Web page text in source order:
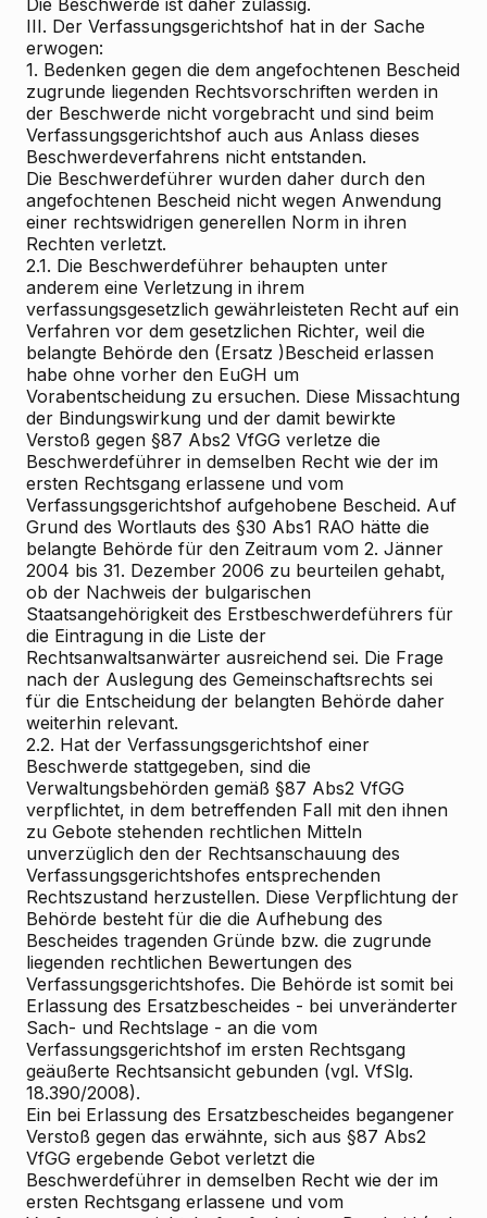
Die Beschwerde ist daher zulässig.
III. Der Verfassungsgerichtshof hat in der Sache
erwogen:
1. Bedenken gegen die dem angefochtenen Bescheid
zugrunde liegenden Rechtsvorschriften werden in
der Beschwerde nicht vorgebracht und sind beim
Verfassungsgerichtshof auch aus Anlass dieses
Beschwerdeverfahrens nicht entstanden.
Die Beschwerdeführer wurden daher durch den
angefochtenen Bescheid nicht wegen Anwendung
einer rechtswidrigen generellen Norm in ihren
Rechten verletzt.
2.1. Die Beschwerdeführer behaupten unter
anderem eine Verletzung in ihrem
verfassungsgesetzlich gewährleisteten Recht auf ein
Verfahren vor dem gesetzlichen Richter, weil die
belangte Behörde den (Ersatz )Bescheid erlassen
habe ohne vorher den EuGH um
Vorabentscheidung zu ersuchen. Diese Missachtung
der Bindungswirkung und der damit bewirkte
Verstoß gegen §87 Abs2 VfGG verletze die
Beschwerdeführer in demselben Recht wie der im
ersten Rechtsgang erlassene und vom
Verfassungsgerichtshof aufgehobene Bescheid. Auf
Grund des Wortlauts des §30 Abs1 RAO hätte die
belangte Behörde für den Zeitraum vom 2. Jänner
2004 bis 31. Dezember 2006 zu beurteilen gehabt,
ob der Nachweis der bulgarischen
Staatsangehörigkeit des Erstbeschwerdeführers für
die Eintragung in die Liste der
Rechtsanwaltsanwärter ausreichend sei. Die Frage
nach der Auslegung des Gemeinschaftsrechts sei
für die Entscheidung der belangten Behörde daher
weiterhin relevant.
2.2. Hat der Verfassungsgerichtshof einer
Beschwerde stattgegeben, sind die
Verwaltungsbehörden gemäß §87 Abs2 VfGG
verpflichtet, in dem betreffenden Fall mit den ihnen
zu Gebote stehenden rechtlichen Mitteln
unverzüglich den der Rechtsanschauung des
Verfassungsgerichtshofes entsprechenden
Rechtszustand herzustellen. Diese Verpflichtung der
Behörde besteht für die die Aufhebung des
Bescheides tragenden Gründe bzw. die zugrunde
liegenden rechtlichen Bewertungen des
Verfassungsgerichtshofes. Die Behörde ist somit bei
Erlassung des Ersatzbescheides - bei unveränderter
Sach- und Rechtslage - an die vom
Verfassungsgerichtshof im ersten Rechtsgang
geäußerte Rechtsansicht gebunden (vgl. VfSlg.
18.390/2008).
Ein bei Erlassung des Ersatzbescheides begangener
Verstoß gegen das erwähnte, sich aus §87 Abs2
VfGG ergebende Gebot verletzt die
Beschwerdeführer in demselben Recht wie der im
ersten Rechtsgang erlassene und vom